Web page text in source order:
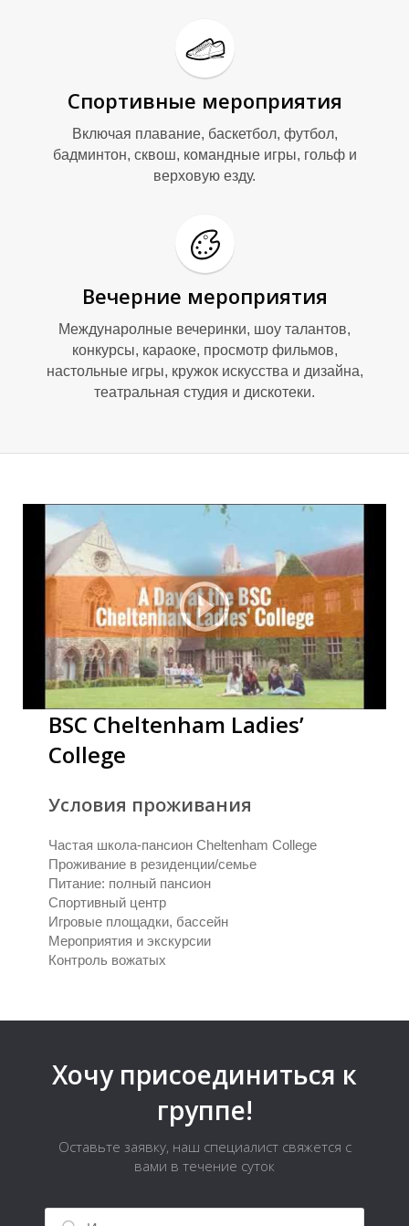
Спортивные мероприятия
Включая плавание, баскетбол, футбол,
бадминтон, сквош, командные игры, гольф и
верховую езду.
Вечерние мероприятия
Междунаролные вечеринки, шоу талантов,
конкурсы, караоке, просмотр фильмов,
настольные игры, кружок искусства и дизайна,
театральная студия и дискотеки.
BSC Cheltenham Ladies’
College
Условия проживания
Частая школа-пансион Cheltenham College
Проживание в резиденции/семье
Питание: полный пансион
Спортивный центр
Игровые площадки, бассейн
Мероприятия и экскурсии
Контроль вожатых
Хочу присоединиться к
группе!
Оставьте заявку, наш специалист свяжется с
вами в течение суток